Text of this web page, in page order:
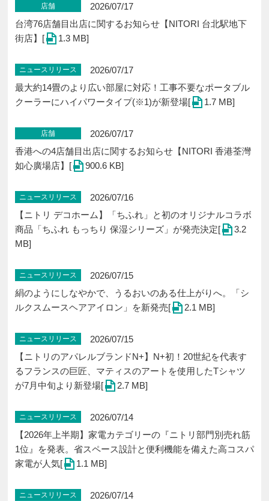
店舗
2026/07/17
台湾76店舗目出店に関するお知らせ【NITORI 台北駅地下
街店】[
1.3 MB]
ニュースリリース
2026/07/17
最大約14畳のより広い部屋に対応！工事不要なポータブル
クーラーにハイパワータイプ(※1)が新登場[
1.7 MB]
店舗
2026/07/17
香港への4店舗目出店に関するお知らせ【NITORI 香港荃灣
如心廣場店】[
900.6 KB]
ニュースリリース
2026/07/16
【ニトリ デコホーム】「ちふれ」と初のオリジナルコラボ
商品「ちふれ もっちり 保湿シリーズ」が発売決定[
3.2
MB]
ニュースリリース
2026/07/15
絹のようにしなやかで、うるおいのある仕上がりへ。「シ
ルクスムースヘアアイロン」を新発売[
2.1 MB]
ニュースリリース
2026/07/15
【ニトリのアパレルブランドN+】N+初！20世紀を代表す
るフランスの巨匠、マティスのアートを使用したTシャツ
が7月中旬より新登場[
2.7 MB]
ニュースリリース
2026/07/14
【2026年上半期】家電カテゴリーの『ニトリ部門別売れ筋
1位』を発表。省スペース設計と便利機能を備えた高コスパ
家電が人気[
1.1 MB]
ニュースリリース
2026/07/14